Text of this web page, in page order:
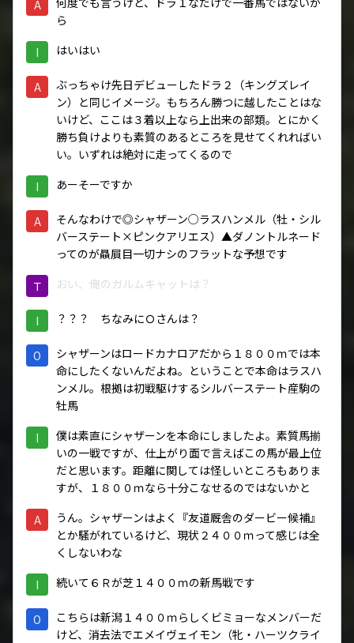
A
ら
I はいはい
A
ぶっちゃけ先日デビューしたドラ２（キングズレイ
ン）と同じイメージ。もちろん勝つに越したことはな
いけど、ここは３着以上なら上出来の部類。とにかく
勝ち負けよりも素質のあるところを見せてくれればい
い。いずれは絶対に走ってくるので
I あーそーですか
A
そんなわけで◎シャザーン○ラスハンメル（牡・シル
バーステート×ピンクアリエス）▲ダノントルネード
ってのが贔屓目一切ナシのフラットな予想です
Ｔ おい、俺のガルムキャットは？
I ？？？ ちなみにＯさんは？
O
シャザーンはロードカナロアだから１８００ｍでは本
命にしたくないんだよね。ということで本命はラスハ
ンメル。根拠は初戦駆けするシルバーステート産駒の
牡馬
I
僕は素直にシャザーンを本命にしましたよ。素質馬揃
いの一戦ですが、仕上がり面で言えばこの馬が最上位
だと思います。距離に関しては怪しいところもありま
すが、１８００ｍなら十分こなせるのではないかと
A
うん。シャザーンはよく『友道厩舎のダービー候補』
とか騒がれているけど、現状２４００ｍって感じは全
くしないわな
I 続いて６Ｒが芝１４００ｍの新馬戦です
O
こちらは新潟１４００ｍらしくビミョーなメンバーだ
けど、消去法でエメイヴェイモン（牝・ハーツクライ